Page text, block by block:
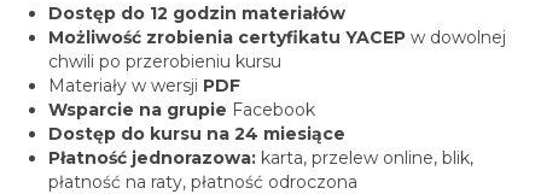
Dostęp do 12 godzin materiałów
Możliwość zrobienia certyfikatu YACEP w dowolnej
chwili po przerobieniu kursu
Materiały w wersji PDF
Wsparcie na grupie Facebook
Dostęp do kursu na 24 miesiące
Płatność jednorazowa: karta, przelew online, blik,
płatność na raty, płatność odroczona